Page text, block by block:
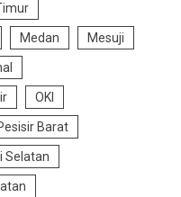
Medan Mesuji
OKI
Barat
Selatan